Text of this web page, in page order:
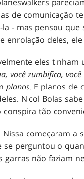
de comunicação
la - mas pensou
enrolação deles,
eles tinham
você zumbifica,
planos. E planos de
Nicol Bolas
conspira tão
Nissa começaram a
se perguntou o
garras não faziam